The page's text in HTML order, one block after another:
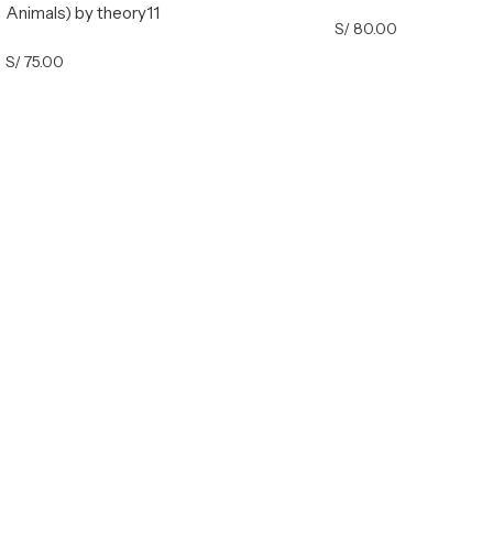
Animals) by theory11
S/75.00
S/80.00